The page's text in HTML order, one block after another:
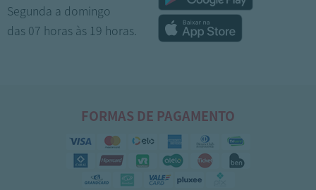
Segunda a domingo
das 07 horas às 19 horas.
FORMAS DE PAGAMENTO